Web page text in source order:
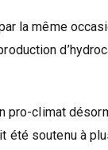
la même
pro-climat
été soutenu à